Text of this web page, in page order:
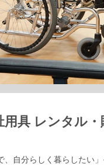
用具 レンタル・
、自分らしく暮らしたい